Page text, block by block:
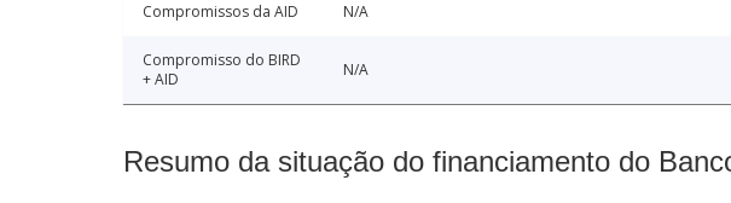
Compromissos da AID N/A
Compromisso do BIRD
+ AID
N/A
Resumo da situação do financiamento do